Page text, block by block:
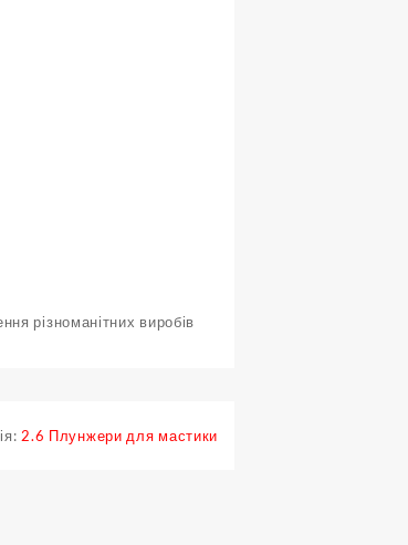
різноманітних виробів
2.6 Плунжери для мастики